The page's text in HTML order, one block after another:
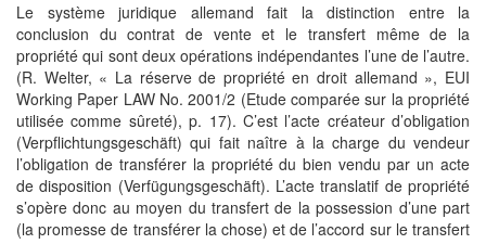
Le système juridique allemand fait la distinction entre la
conclusion du contrat de vente et le transfert même de la
propriété qui sont deux opérations indépendantes l’une de l’autre.
(R. Welter, « La réserve de propriété en droit allemand », EUI
Working Paper LAW No. 2001/2 (Etude comparée sur la propriété
utilisée comme sûreté), p. 17). C’est l’acte créateur d’obligation
(Verpflichtungsgeschäft) qui fait naître à la charge du vendeur
l’obligation de transférer la propriété du bien vendu par un acte
de disposition (Verfügungsgeschäft). L’acte translatif de propriété
s’opère donc au moyen du transfert de la possession d’une part
(la promesse de transférer la chose) et de l’accord sur le transfert